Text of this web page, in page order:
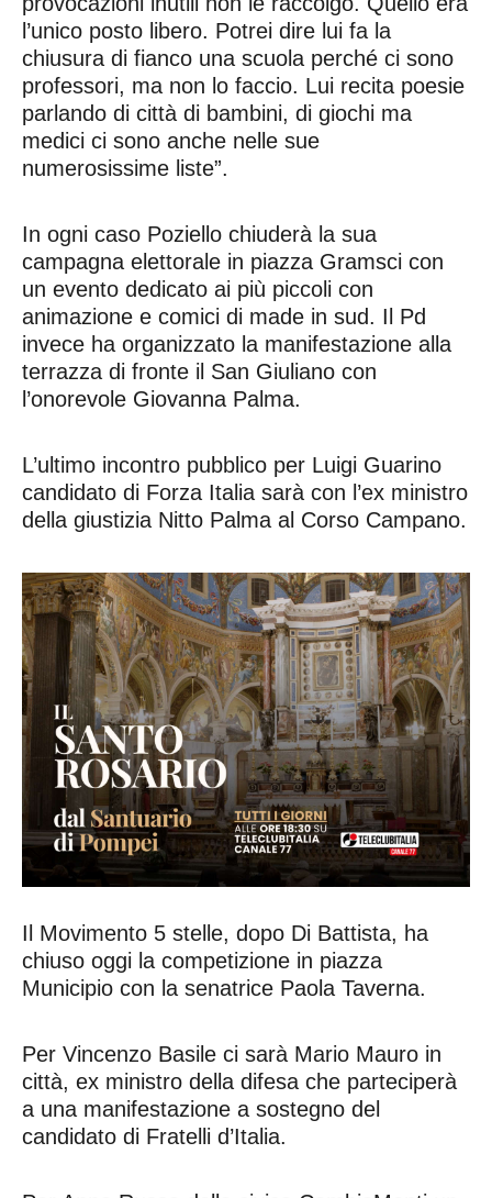
l’unico posto libero. Potrei dire lui fa la
chiusura di fianco una scuola perché ci sono
professori, ma non lo faccio. Lui recita poesie
parlando di città di bambini, di giochi ma
medici ci sono anche nelle sue
numerosissime liste”.
In ogni caso Poziello chiuderà la sua
campagna elettorale in piazza Gramsci con
un evento dedicato ai più piccoli con
animazione e comici di made in sud. Il Pd
invece ha organizzato la manifestazione alla
terrazza di fronte il San Giuliano con
l’onorevole Giovanna Palma.
L’ultimo incontro pubblico per Luigi Guarino
candidato di Forza Italia sarà con l’ex ministro
della giustizia Nitto Palma al Corso Campano.
Il Movimento 5 stelle, dopo Di Battista, ha
chiuso oggi la competizione in piazza
Municipio con la senatrice Paola Taverna.
Per Vincenzo Basile ci sarà Mario Mauro in
città, ex ministro della difesa che parteciperà
a una manifestazione a sostegno del
candidato di Fratelli d’Italia.